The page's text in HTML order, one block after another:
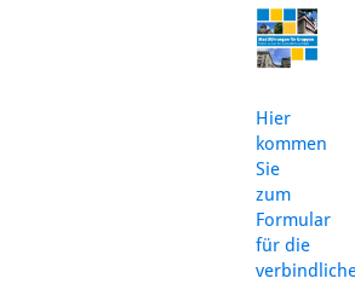
Hier
kommen
Sie
zum
Formular
für die